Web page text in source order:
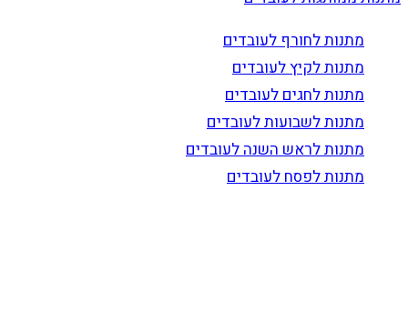
מתנות לחורף לעובדים
מתנות לקיץ לעובדים
מתנות לחגים לעובדים
מתנות לשבועות לעובדים
מתנות לראש השנה לעובדים
מתנות לפסח לעובדים